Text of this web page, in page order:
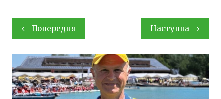
Навігація
записів
Попередня Наступна